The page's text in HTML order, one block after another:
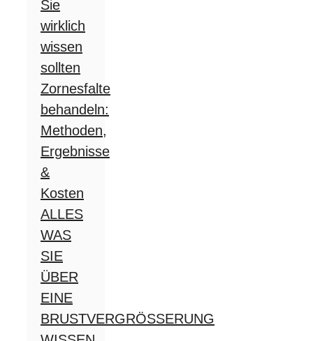
Sie
wirklich
wissen
sollten
Zornesfalte
behandeln:
Methoden,
Ergebnisse
&
Kosten
ALLES
WAS
SIE
ÜBER
EINE
BRUSTVERGRÖSSERUNG